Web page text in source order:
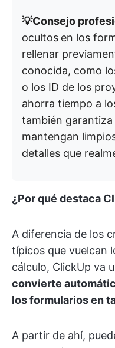
💡Consejo
ocultos en los
rellenar
conocida, como
o los ID de los
ahorra tiempo a
también
mantengan
detalles que
¿Por qué destaca
A diferencia de los
típicos que vuelcan
cálculo, ClickUp va
convierte
los formularios en
A partir de ahí,